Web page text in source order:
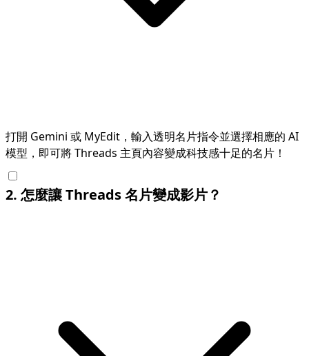
打開 Gemini 或 MyEdit，輸入透明名片指令並選擇相應的 AI
模型，即可將 Threads 主頁內容變成科技感十足的名片！
2. 怎麼讓 Threads 名片變成影片？